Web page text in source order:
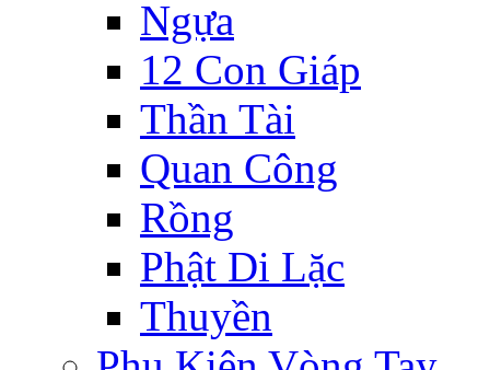
Ngựa
12 Con Giáp
Thần Tài
Quan Công
Rồng
Phật Di Lặc
Thuyền